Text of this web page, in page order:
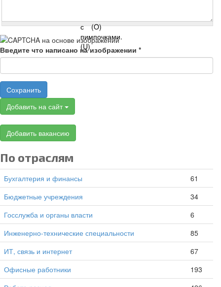
Введите что написано на изображении *
Сохранить
Добавить на сайт
Добавить вакансию
По отраслям
Бухгалтерия и финансы
61
Бюджетные учреждения
34
Госслужба и органы власти
6
Инженерно-технические специальности
85
ИТ, связь и интернет
67
Офисные работники
193